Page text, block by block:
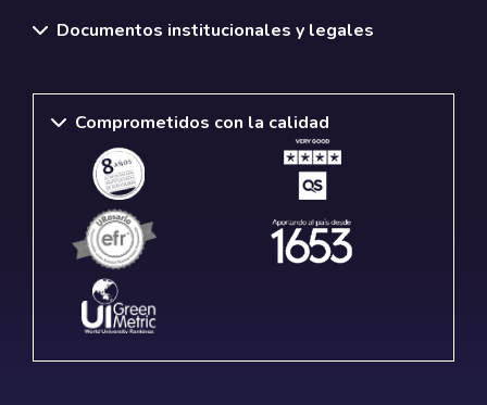
Documentos institucionales y legales
Comprometidos con la calidad